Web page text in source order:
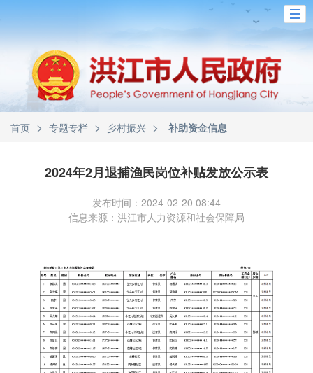
首页 > 专题专栏 > 乡村振兴 > 补助资金信息
2024年2月退捕渔民岗位补贴发放公示表
发布时间：2024-02-20 08:44
信息来源：洪江市人力资源和社会保障局